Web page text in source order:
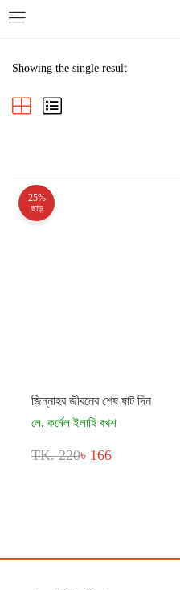
Showing the single result
25%
ছাড়
জিন্নাহর জীবনের শেষ ষাট দিন
লে. কর্নেল ইলাহি বখশ
TK. 220৳ 166